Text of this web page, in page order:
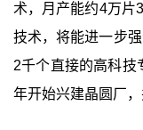
术，月产能约4万片
技术，将能进一步
2千个直接的高科技
年开始兴建晶圆厂